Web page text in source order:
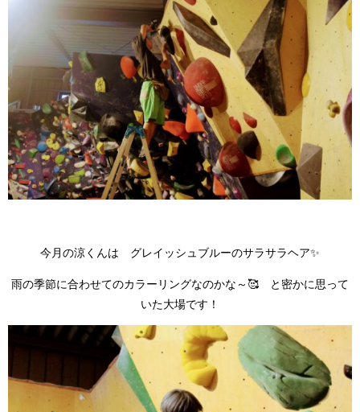
今月の涼くんは グレイッシュブルーのサラサラヘア✨
雨の季節に合わせてのカラーリングなのかな～🥰 と密かに思って
いた大場です！